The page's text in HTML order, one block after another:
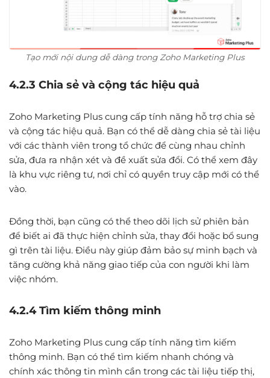
Tạo mới nội dung dễ dàng trong Zoho Marketing Plus
4.2.3 Chia sẻ và cộng tác hiệu quả
Zoho Marketing Plus cung cấp tính năng hỗ trợ chia sẻ
và cộng tác hiệu quả. Bạn có thể dễ dàng chia sẻ tài liệu
với các thành viên trong tổ chức để cùng nhau chỉnh
sửa, đưa ra nhận xét và đề xuất sửa đổi. Có thể xem đây
là khu vực riêng tư, nơi chỉ có quyền truy cập mới có thể
vào.
Đồng thời, bạn cũng có thể theo dõi lịch sử phiên bản
để biết ai đã thực hiện chỉnh sửa, thay đổi hoặc bổ sung
gì trên tài liệu. Điều này giúp đảm bảo sự minh bạch và
tăng cường khả năng giao tiếp của con người khi làm
việc nhóm.
4.2.4 Tìm kiếm thông minh
Zoho Marketing Plus cung cấp tính năng tìm kiếm
thông minh. Bạn có thể tìm kiếm nhanh chóng và
chính xác thông tin mình cần trong các tài liệu tiếp thị,